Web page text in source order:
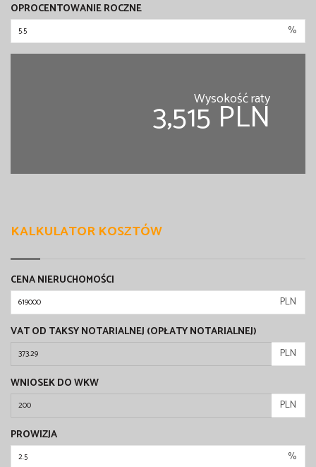
OPROCENTOWANIE ROCZNE
%
Wysokość raty
3,515 PLN
KALKULATOR KOSZTÓW
CENA NIERUCHOMOŚCI
PLN
VAT OD TAKSY NOTARIALNEJ (OPŁATY NOTARIALNEJ)
PLN
WNIOSEK DO WKW
PLN
PROWIZJA
%